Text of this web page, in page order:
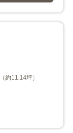
（約11.14坪）